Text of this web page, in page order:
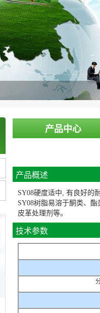
产品中心
产品概述
SY08硬度适中, 有良好的
SY08树脂易溶于酮类、
皮革处理剂等。
技术参数